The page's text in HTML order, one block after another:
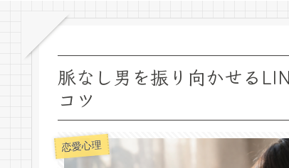
脈なし男を振り向かせる
コツ
恋愛心理